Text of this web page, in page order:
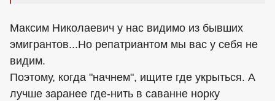
Максим Николаевич у нас видимо из бывших
эмигрантов...Но репатриантом мы вас у себя не
видим.
Поэтому, когда "начнем", ищите где укрыться. А
лучше заранее где-нить в саванне норку